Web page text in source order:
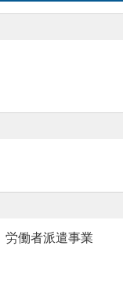
働者派遣事業